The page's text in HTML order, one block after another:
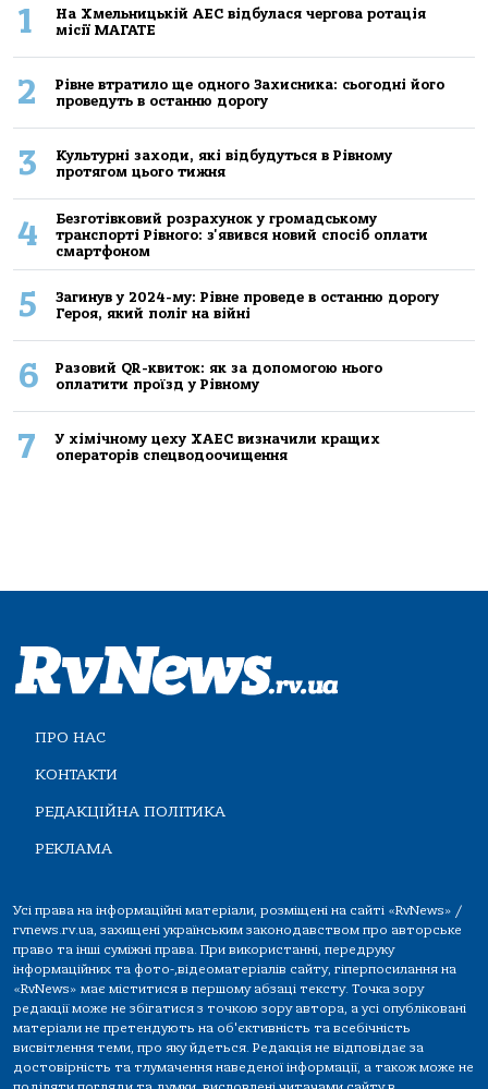
1
На Хмельницькій АЕС відбулася чергова ротація
місії МАГАТЕ
2
Рівне втратило ще одного Захисника: сьогодні його
проведуть в останню дорогу
3
Культурні заходи, які відбудуться в Рівному
протягом цього тижня
4
Безготівковий розрахунок у громадському
транспорті Рівного: з'явився новий спосіб оплати
смартфоном
5
Загинув у 2024-му: Рівне проведе в останню дорогу
Героя, який поліг на війні
6
Разовий QR-квиток: як за допомогою нього
оплатити проїзд у Рівному
7
У хімічному цеху ХАЕС визначили кращих
операторів спецводоочищення
ПРО НАС
КОНТАКТИ
РЕДАКЦІЙНА ПОЛІТИКА
РЕКЛАМА
Усі права на інформаційні матеріали, розміщені на сайті «RvNews» /
rvnews.rv.ua, захищені українським законодавством про авторське
право та інші суміжні права. При використанні, передруку
інформаційних та фото-,відеоматеріалів сайту, гіперпосилання на
«RvNews» має міститися в першому абзаці тексту. Точка зору
редакції може не збігатися з точкою зору автора, а усі опубліковані
матеріали не претендують на об'єктивність та всебічність
висвітлення теми, про яку йдеться. Редакція не відповідає за
достовірність та тлумачення наведеної інформації, а також може не